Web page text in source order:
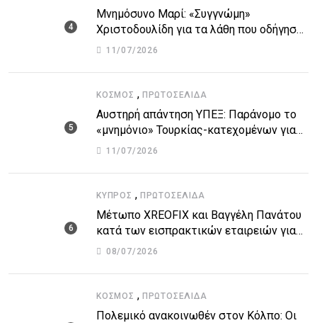
Μνημόσυνο Μαρί: «Συγγνώμη»
Χριστοδουλίδη για τα λάθη που οδήγησαν
στην τραγωδία
11/07/2026
ΚΌΣΜΟΣ , ΠΡΩΤΟΣΈΛΙΔΑ
Αυστηρή απάντηση ΥΠΕΞ: Παράνομο το
«μνημόνιο» Τουρκίας-κατεχομένων για
τον υποθαλάσσιο αγωγό
11/07/2026
ΚΎΠΡΟΣ , ΠΡΩΤΟΣΈΛΙΔΑ
Μέτωπο XREOFIX και Βαγγέλη Πανάτου
κατά των εισπρακτικών εταιρειών για
την προστασία των δανειοληπτών
08/07/2026
ΚΌΣΜΟΣ , ΠΡΩΤΟΣΈΛΙΔΑ
Πολεμικό ανακοινωθέν στον Κόλπο: Οι